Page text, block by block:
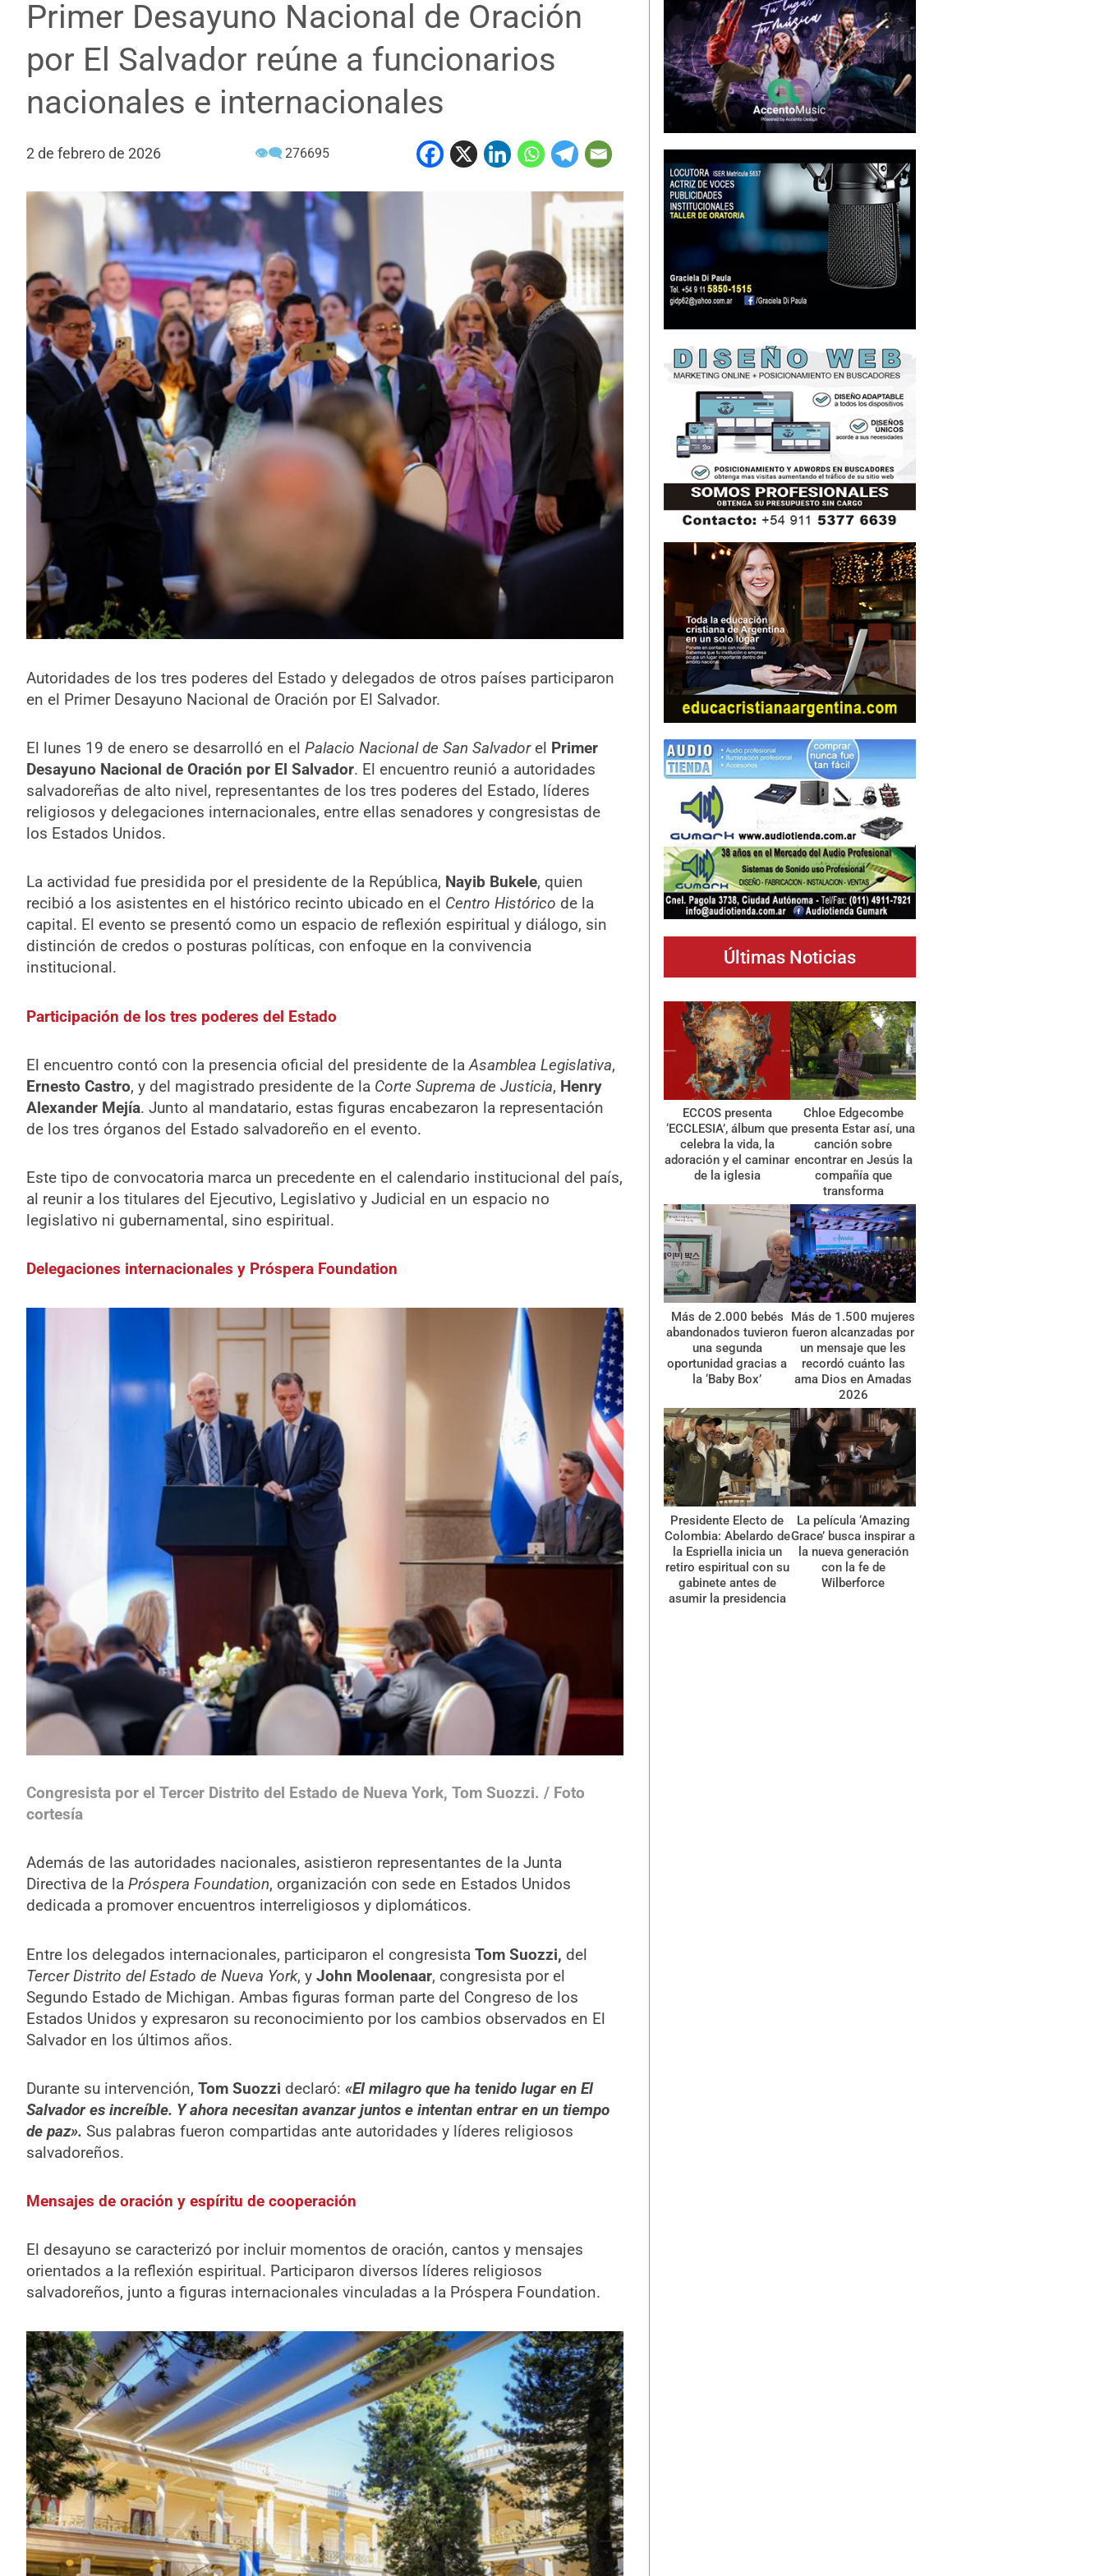
Primer Desayuno Nacional de Oración
por El Salvador reúne a funcionarios
nacionales e internacionales
2 de febrero de 2026 👁‍🗨 276695
Autoridades de los tres poderes del Estado y delegados de otros países participaron
en el Primer Desayuno Nacional de Oración por El Salvador.
El lunes 19 de enero se desarrolló en el Palacio Nacional de San Salvadorel Primer
Desayuno Nacional de Oración por El Salvador. El encuentro reunió a autoridades
salvadoreñas de alto nivel, representantes de los tres poderes del Estado, líderes
religiosos y delegaciones internacionales, entre ellas senadores y congresistas de
los Estados Unidos.
La actividad fue presidida por el presidente de la República, Nayib Bukele, quien
recibió a los asistentes en el histórico recinto ubicado en el Centro Histórico de la
capital. El evento se presentó como un espacio de reflexión espiritual y diálogo, sin
distinción de credos o posturas políticas, con enfoque en la convivencia
institucional.
Participación de los tres poderes del Estado
El encuentro contó con la presencia oficial del presidente de laAsamblea Legislativa,
Ernesto Castro, y del magistrado presidente de la Corte Suprema de Justicia, Henry
Alexander Mejía. Junto al mandatario, estas figuras encabezaron la representación
de los tres órganos del Estado salvadoreño en el evento.
Este tipo de convocatoria marca un precedente en el calendario institucional del país,
al reunir a los titulares del Ejecutivo, Legislativo y Judicial en un espacio no
legislativo ni gubernamental, sino espiritual.
Delegaciones internacionales y Próspera Foundation
Congresista por el Tercer Distrito del Estado de Nueva York, Tom Suozzi. / Foto
cortesía
Además de las autoridades nacionales, asistieron representantes de la Junta
Directiva de la Próspera Foundation, organización con sede en Estados Unidos
dedicada a promover encuentros interreligiosos y diplomáticos.
Entre los delegados internacionales, participaron el congresista Tom Suozzi, del
Tercer Distrito del Estado de Nueva York, y John Moolenaar, congresista por el
Segundo Estado de Michigan. Ambas figuras forman parte del Congreso de los
Estados Unidos y expresaron su reconocimiento por los cambios observados en El
Salvador en los últimos años.
Durante su intervención, Tom Suozzi declaró: «El milagro que ha tenido lugar en El
Salvador es increíble. Y ahora necesitan avanzar juntos e intentan entrar en un tiempo
de paz». Sus palabras fueron compartidas ante autoridades y líderes religiosos
salvadoreños.
Mensajes de oración y espíritu de cooperación
El desayuno se caracterizó por incluir momentos de oración, cantos y mensajes
orientados a la reflexión espiritual. Participaron diversos líderes religiosos
salvadoreños, junto a figuras internacionales vinculadas a la Próspera Foundation.
Últimas Noticias
ECCOS presenta
‘ECCLESIA’, álbum que
celebra la vida, la
adoración y el caminar
de la iglesia
Chloe Edgecombe
presenta Estar así, una
canción sobre
encontrar en Jesús la
compañía que
transforma
Más de 2.000 bebés
abandonados tuvieron
una segunda
oportunidad gracias a
la ‘Baby Box’
Más de 1.500 mujeres
fueron alcanzadas por
un mensaje que les
recordó cuánto las
ama Dios en Amadas
2026
Presidente Electo de
Colombia: Abelardo de
la Espriella inicia un
retiro espiritual con su
gabinete antes de
asumir la presidencia
La película ‘Amazing
Grace’ busca inspirar a
la nueva generación
con la fe de
Wilberforce